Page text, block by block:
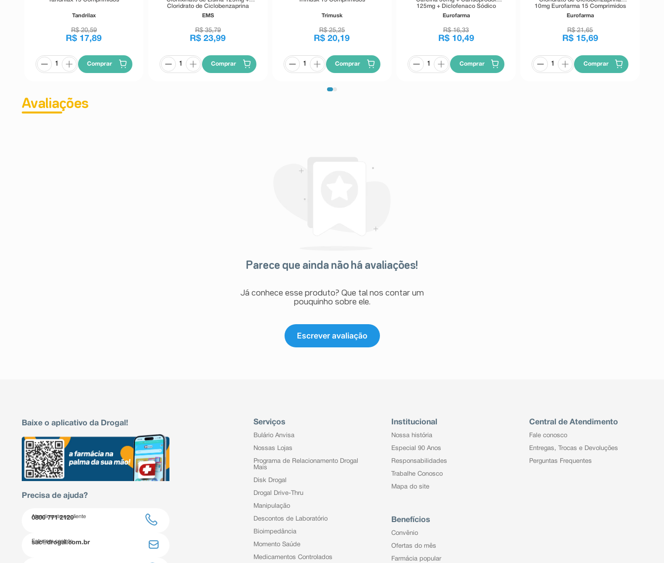
Tandrilax
R$ 20,59
R$ 17,89
Comprar
Cloridrato de Ciclobenzaprina
5mg 15 Comprimidos Revestidos -
EMS
EMS
R$ 35,79
R$ 23,99
Comprar
Trimusk
R$ 25,25
R$ 20,19
Comprar
125mg + Diclofenaco Sódico
50mg + Paracetamol 300mg
Eurofarma 15 Comprimidos
Eurofarma
R$ 16,33
R$ 10,49
Comprar
10mg Eurofarma 15 Comprimidos
Revestidos
Eurofarma
R$ 21,65
R$ 15,69
Comprar
Avaliações
Parece que ainda não há avaliações!
Já conhece esse produto? Que tal nos contar um
pouquinho sobre ele.
Escrever avaliação
Baixe o aplicativo da Drogal!
Precisa de ajuda?
Atendimento ao cliente
0800 771 2120
Entre em contato
sac@drogal.com.br
Serviços
Bulário Anvisa
Nossas Lojas
Programa de Relacionamento Drogal
Mais
Disk Drogal
Drogal Drive-Thru
Manipulação
Descontos de Laboratório
Bioimpedância
Momento Saúde
Medicamentos Controlados
Institucional
Nossa história
Especial 90 Anos
Responsabilidades
Trabalhe Conosco
Mapa do site
Benefícios
Convênio
Ofertas do mês
Farmácia popular
Central de Atendimento
Fale conosco
Entregas, Trocas e Devoluções
Perguntas Frequentes